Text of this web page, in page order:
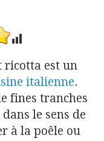
ricotta est un
italienne.
fines tranches
le sens de
à la poêle ou